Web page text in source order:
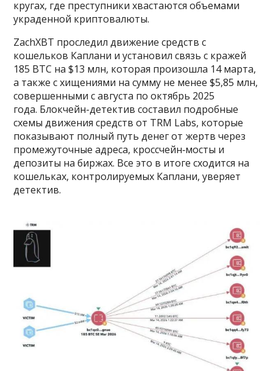
кругах, где преступники хвастаются объемами
украденной криптовалюты.
ZachXBT проследил движение средств с
кошельков Каплани и установил связь с кражей
185 BTC на $13 млн, которая произошла 14 марта,
а также с хищениями на сумму не менее $5,85 млн,
совершенными с августа по октябрь 2025
года. Блокчейн-детектив составил подробные
схемы движения средств от TRM Labs, которые
показывают полный путь денег от жертв через
промежуточные адреса, кроссчейн‑мосты и
депозиты на биржах. Все это в итоге сходится на
кошельках, контролируемых Каплани, уверяет
детектив.